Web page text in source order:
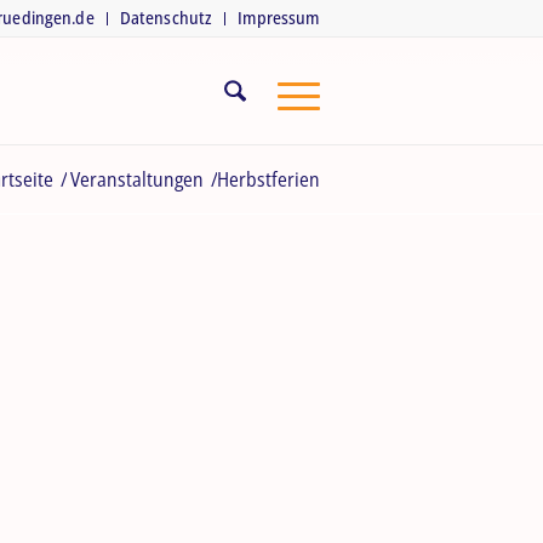
Datenschutz Impressum
/Veranstaltungen /Herbstferien